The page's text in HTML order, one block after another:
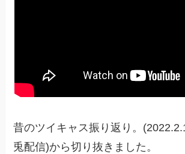
昔のツイキャス振り返り。
兎配信)から切り抜きました。